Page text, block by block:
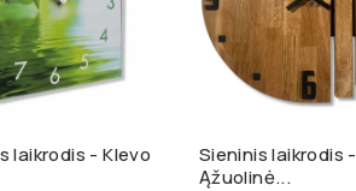
laikrodis - Klevo
Sieninis laikrodis -
Ąžuolinė...